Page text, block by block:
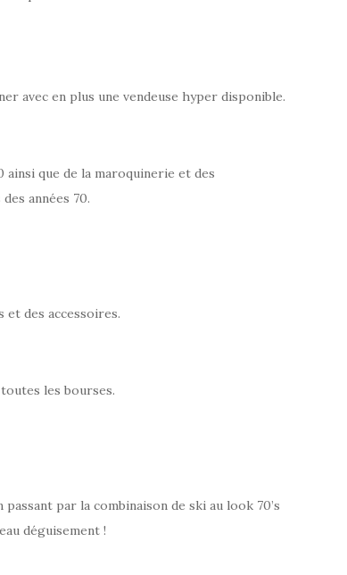
avec en plus une vendeuse hyper disponible.
que de la maroquinerie et des
années 70.
des accessoires.
les bourses.
par la combinaison de ski au look 70’s
déguisement !